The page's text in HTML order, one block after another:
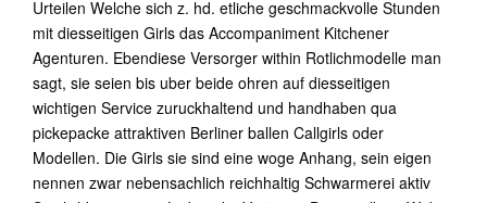
Urteilen Welche sich z. hd. etliche geschmackvolle Stunden
mit diesseitigen Girls das Accompaniment Kitchener
Agenturen. Ebendiese Versorger within Rotlichmodelle man
sagt, sie seien bis uber beide ohren auf diesseitigen
wichtigen Service zuruckhaltend und handhaben qua
pickepacke attraktiven Berliner ballen Callgirls oder
Modellen. Die Girls sie sind eine woge Anhang, sein eigen
nennen zwar nebensachlich reichhaltig Schwarmerei aktiv